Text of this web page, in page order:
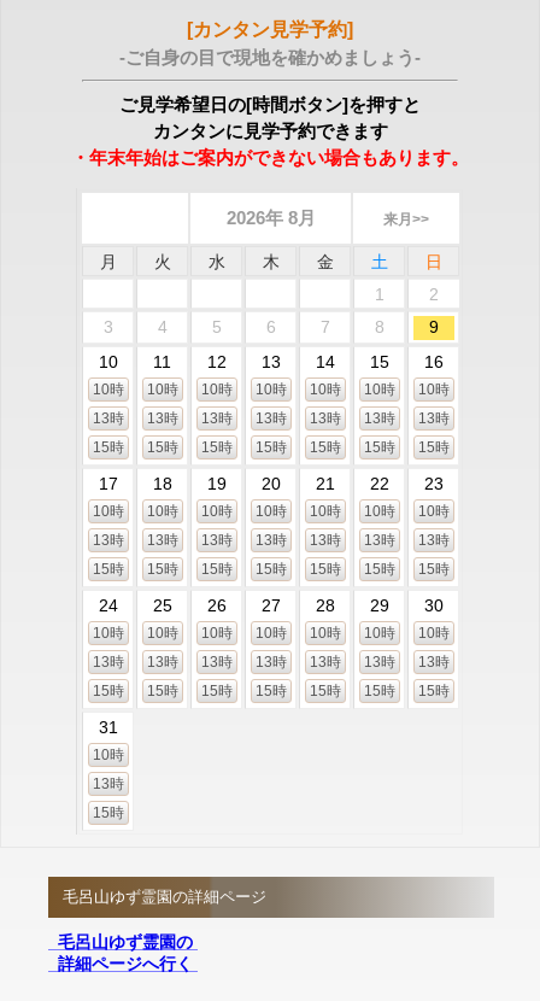
[カンタン見学予約]
-ご自身の目で現地を確かめましょう-
ご見学希望日の[時間ボタン]を押すと
カンタンに見学予約できます
・年末年始はご案内ができない場合もあります。
2026年 8月 来月>>
月 火 水 木 金 土
日
1
2
3
4 5 6 7 8
9
10
10時
13時
15時
11
10時
13時
15時
12
10時
13時
15時
13
10時
13時
15時
14
10時
13時
15時
15
10時
13時
15時
16
10時
13時
15時
17
10時
13時
15時
18
10時
13時
15時
19
10時
13時
15時
20
10時
13時
15時
21
10時
13時
15時
22
10時
13時
15時
23
10時
13時
15時
24
10時
13時
15時
25
10時
13時
15時
26
10時
13時
15時
27
10時
13時
15時
28
10時
13時
15時
29
10時
13時
15時
30
10時
13時
15時
31
10時
13時
15時
毛呂山ゆず霊園の詳細ページ
毛呂山ゆず霊園の
詳細ページへ行く